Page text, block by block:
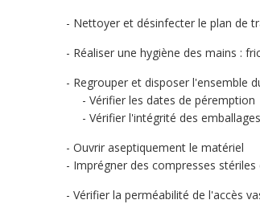
Nettoyer et désinfecter le plan de
Réaliser une hygiène des mains :
Regrouper et disposer l'ensemble
Vérifier les dates de péremption
Vérifier l'intégrité des emballages
Ouvrir aseptiquement le matériel
Imprégner des compresses
Vérifier la perméabilité de l'accès